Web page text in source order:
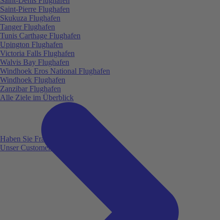
Haben Sie Fragen?
Unser Customer Service ist für Sie da!
Saint-Pierre Flughafen
Skukuza Flughafen
Tanger Flughafen
Tunis Carthage Flughafen
Upington Flughafen
Victoria Falls Flughafen
Walvis Bay Flughafen
Windhoek Eros National Flughafen
Windhoek Flughafen
Zanzibar Flughafen
Alle Ziele im Überblick